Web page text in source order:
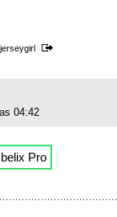
jerseygirl
04:42
Pro